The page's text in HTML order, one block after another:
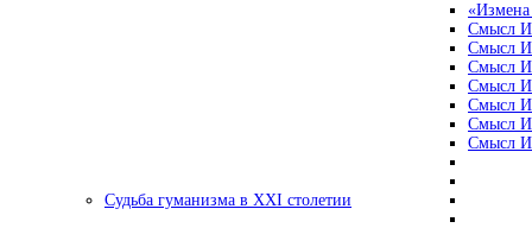
«Измена
Смысл
Смысл
Смысл
Смысл
Смысл
Смысл
Смысл
Судьба гуманизма в XXI столетии